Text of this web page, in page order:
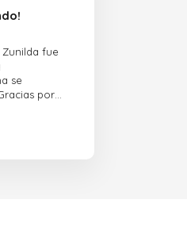
Zunilda fue
se
por